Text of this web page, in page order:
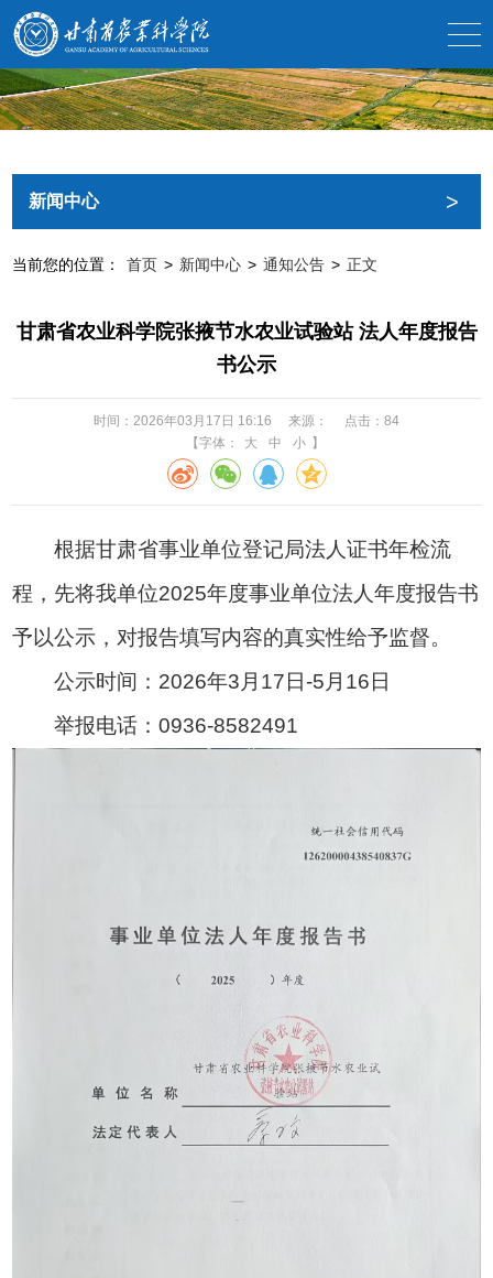
新闻中心 >
当前您的位置： 首页 > 新闻中心 > 通知公告 > 正文
甘肃省农业科学院张掖节水农业试验站 法人年度报告
书公示
时间：2026年03月17日 16:16 来源： 点击： 84
【字体：
大 中 小 】
根据甘肃省事业单位登记局法人证书年检流
程，先将我单位2025年度事业单位法人年度报告书
予以公示，对报告填写内容的真实性给予监督。
公示时间：2026年3月17日-5月16日
举报电话：0936-8582491